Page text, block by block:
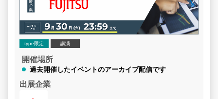
type限定 講演
開催場所
過去開催したイベントのアーカイブ配信です
出展企業